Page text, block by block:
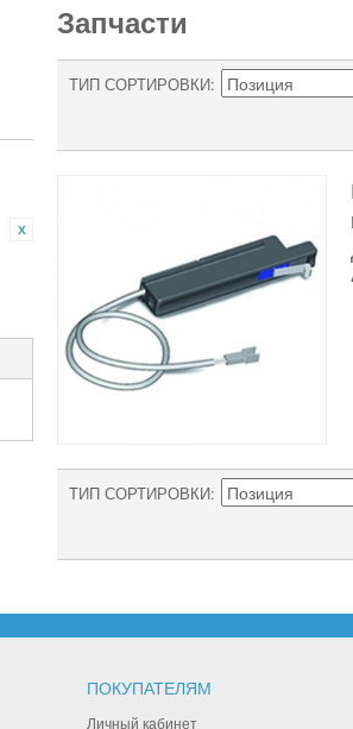
Запчасти
ТИП СОРТИРОВКИ
ТИП СОРТИРОВКИ
ПОКУПАТЕЛЯМ
Личный кабинет